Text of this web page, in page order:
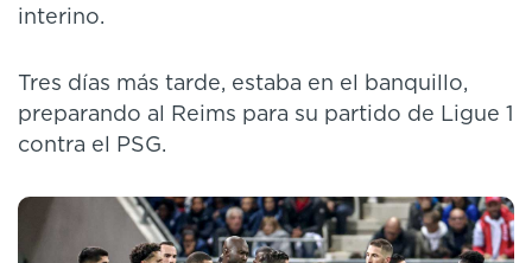
interino.
Tres días más tarde, estaba en el banquillo,
preparando al Reims para su partido de Ligue 1
contra el PSG.